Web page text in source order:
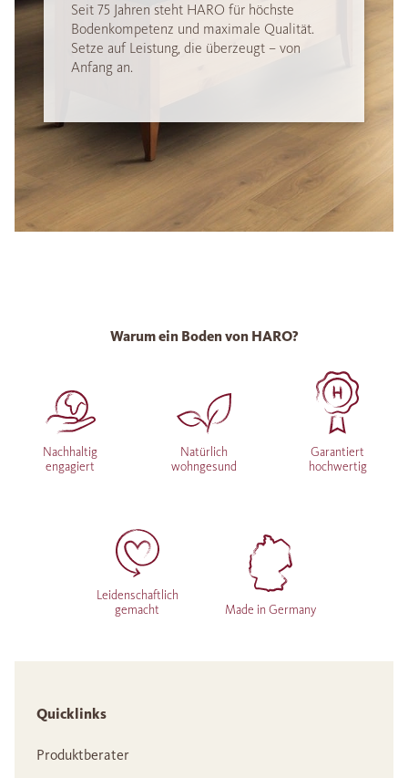
Seit 75 Jahren steht HARO für höchste
Bodenkompetenz und maximale Qualität.
Setze auf Leistung, die überzeugt – von
Anfang an.
Warum ein Boden von HARO?
Nachhaltig
engagiert
Natürlich
wohngesund
Garantiert
hochwertig
Leidenschaftlich
gemacht
Made in Germany
Quicklinks
Produktberater